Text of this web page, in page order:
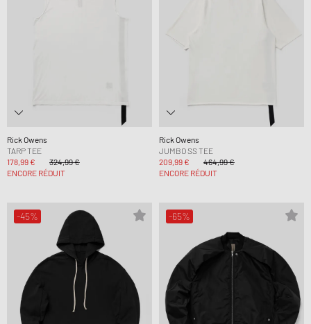
Rick Owens
TARP TEE
178,99 €
324,99 €
ENCORE RÉDUIT
Rick Owens
JUMBO SS TEE
209,99 €
464,99 €
ENCORE RÉDUIT
-45% -65%